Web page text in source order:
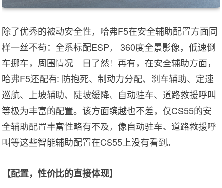
除了优秀的被动安全性，哈弗F5在安全辅助配置方面同
样一丝不苟：全系标配ESP， 360度全景影像，低速倒
车挪车，周围情况一目了然！再有，在安全辅助方面，
哈弗F5还配有: 防抱死、制动力分配、刹车辅助、定速
巡航、上坡辅助、陡坡缓降、自动驻车、道路救援呼叫
等极为丰富的配置。该方面缤越也不差，仅CS55的安
全辅助配置丰富性略有不及，像自动驻车、道路救援呼
叫等这些智能辅助配置在CS55上没有看到。
【配置，性价比的直接体现】